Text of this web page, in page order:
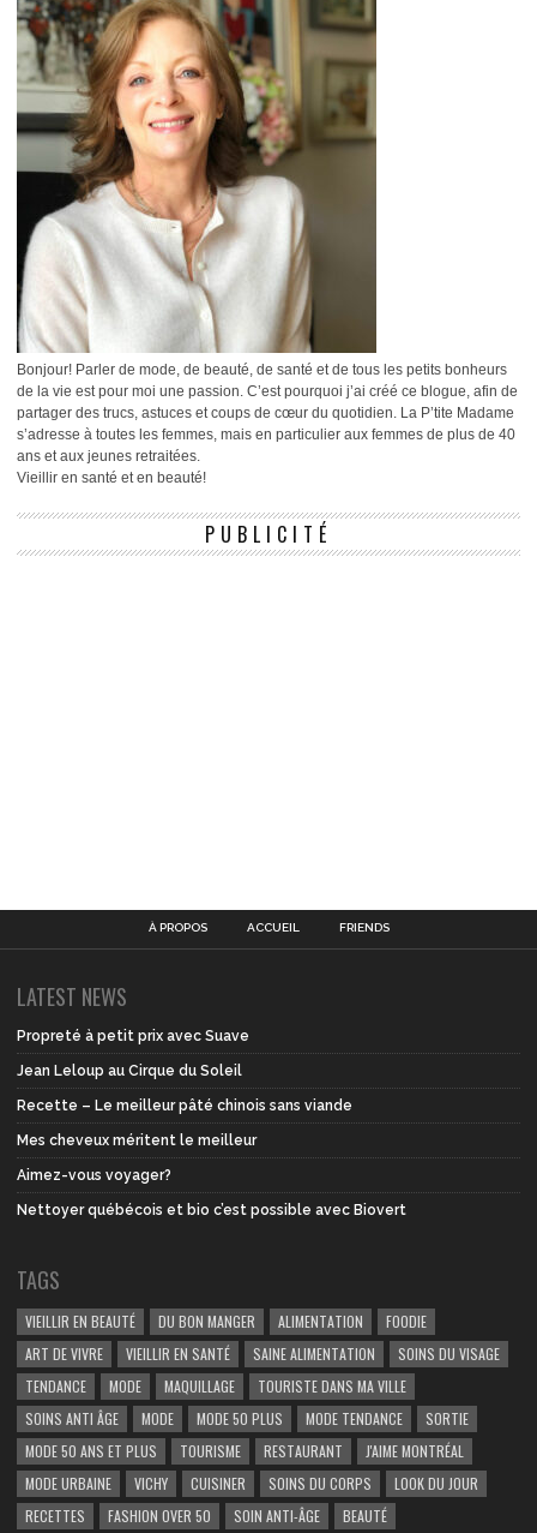
Bonjour! Parler de mode, de beauté, de santé et de tous les petits bonheurs
de la vie est pour moi une passion. C’est pourquoi j’ai créé ce blogue, afin de
partager des trucs, astuces et coups de cœur du quotidien. La P’tite Madame
s’adresse à toutes les femmes, mais en particulier aux femmes de plus de 40
ans et aux jeunes retraitées.
Vieillir en santé et en beauté!
PUBLICITÉ
À PROPOS ACCUEIL FRIENDS
LATEST NEWS
Propreté à petit prix avec Suave
Jean Leloup au Cirque du Soleil
Recette – Le meilleur pâté chinois sans viande
Mes cheveux méritent le meilleur
Aimez-vous voyager?
Nettoyer québécois et bio c’est possible avec Biovert
TAGS
VIEILLIR EN BEAUTÉ DU BON MANGER ALIMENTATION
FOODIE
ART DE VIVRE
VIEILLIR EN SANTÉ SAINE ALIMENTATION
SOINS DU VISAGE
TENDANCE
MODE MAQUILLAGE
TOURISTE DANS MA VILLE
SOINS ANTI ÂGE
MODE MODE 50 PLUS MODE TENDANCE
SORTIE
MODE 50 ANS ET PLUS
TOURISME RESTAURANT
J'AIME MONTRÉAL
MODE URBAINE
VICHY CUISINER SOINS DU CORPS
LOOK DU JOUR
RECETTES
FASHION OVER 50 SOIN ANTI-ÂGE BEAUTÉ